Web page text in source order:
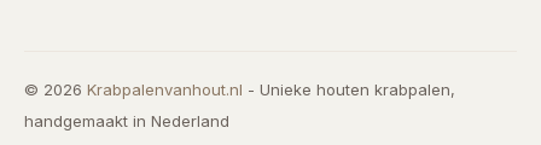
© 2026 Krabpalenvanhout.nl - Unieke houten krabpalen,
handgemaakt in Nederland